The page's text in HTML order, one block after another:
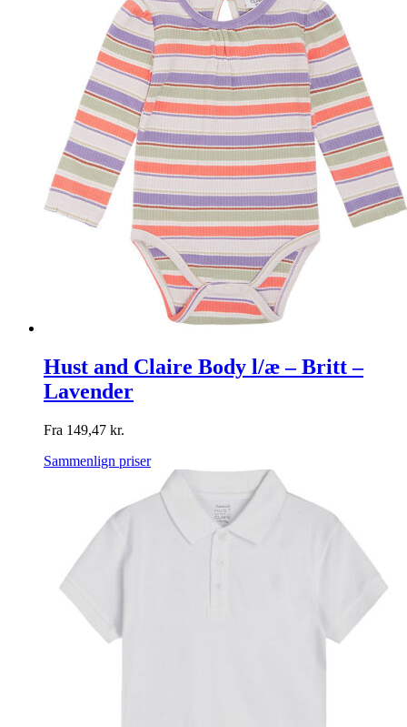
Hust and Claire Body l/æ – Britt –
Lavender
Fra 149,47 kr.
Sammenlign priser